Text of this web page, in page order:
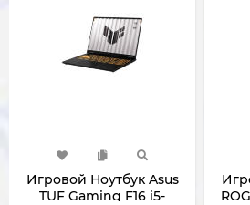
Игровой Ноутбук Asus
TUF Gaming F16 i5-